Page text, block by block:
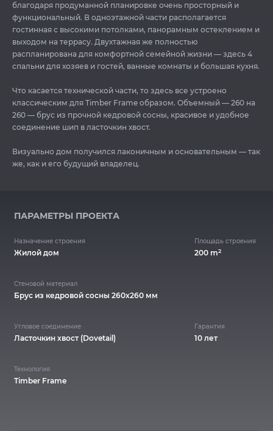
благодаря продуманной планировке очень просторный и
функциональный. В одноэтажной части располагается
гостинная с высокими потолками, панорамным остеклением и
выходом на террасу. Двухтажная же полностью
распланирована для комфортной семейной жизни — здесь 4
спальни для хозяев и гостей, ванные комнаты и большая кухня.
Что касается технической части, то здесь все устроено
классическим для Timber Frame образом. Объемный — 260 на
260 — брус из прочной кедровой сосны, красивое и удобное
соединение шип в ласточкин хвост.
Визуально дом получился лаконичным и основательным — так
же, как и его будущий владелец.
ПАРАМЕТРЫ ПРОЕКТА
Назначение строения
Жилой дом
Площадь строения
200 m2
Стеновой материал
Брус из кедровой сосны 260х260 мм
Угловое соединение
Ласточкин хвост (Dovetail)
Гарантия
10 лет
Технология
Timber Frame